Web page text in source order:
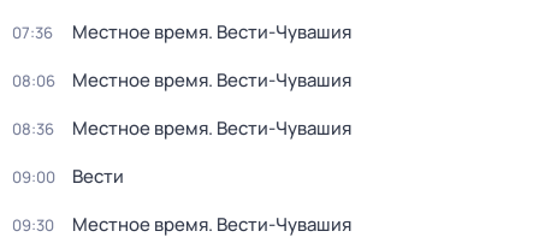
07:36 Местное время. Вести-Чувашия
08:06 Местное время. Вести-Чувашия
08:36 Местное время. Вести-Чувашия
09:00 Вести
09:30 Местное время. Вести-Чувашия